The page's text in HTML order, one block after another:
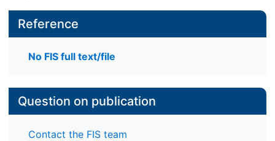
Reference
No FIS full text/file
Question on publication
Contact the FIS team